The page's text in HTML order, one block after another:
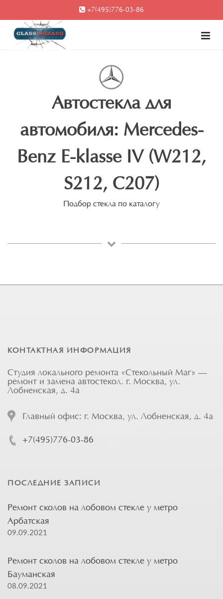
+7(495)776-03-86
Автостекла для
автомобиля: Mercedes-
Benz E-klasse IV (W212,
S212, C207)
Подбор стекла по каталогу
КОНТАКТНАЯ ИНФОРМАЦИЯ
Студия локального ремонта «Стекольный Маг» —
ремонт и замена автостекол. г. Москва, ул.
Лобненская, д. 4а
Главный офис: г. Москва, ул. Лобненская, д. 4а
+7(495)776-03-86
ПОСЛЕДНИЕ ЗАПИСИ
Ремонт сколов на лобовом стекле у метро
Арбатская
09.09.2021
Ремонт сколов на лобовом стекле у метро
Бауманская
08.09.2021